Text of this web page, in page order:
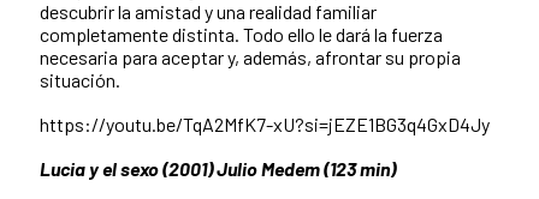
descubrir la amistad y una realidad familiar
completamente distinta. Todo ello le dará la fuerza
necesaria para aceptar y, además, afrontar su propia
situación.
https://youtu.be/TqA2MfK7-xU?si=jEZE1BG3q4GxD4Jy
Lucia y el sexo (2001) Julio Medem (123 min)